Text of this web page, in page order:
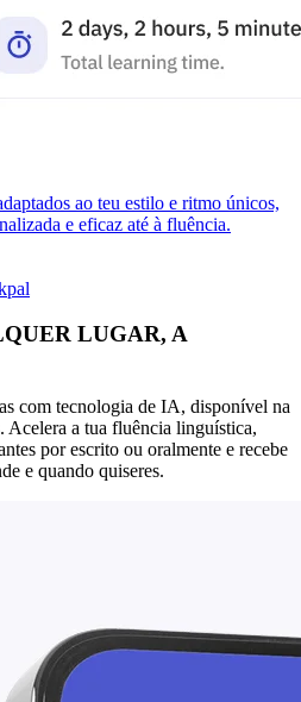
ao teu estilo e ritmo únicos,
e eficaz até à fluência.
LUGAR, A
com tecnologia de IA, disponível na
Acelera a tua fluência linguística,
por escrito ou oralmente e recebe
e quando quiseres.